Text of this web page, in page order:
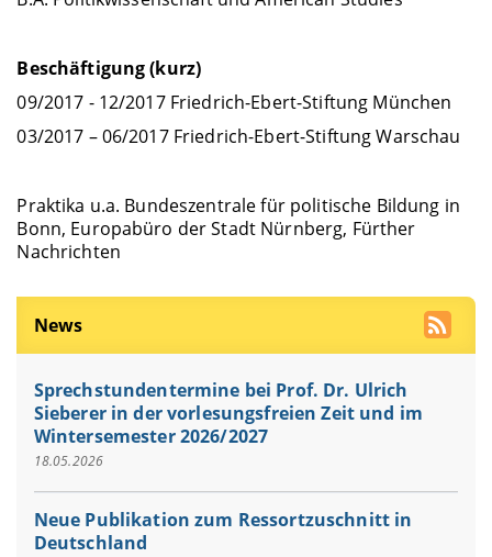
Beschäftigung (kurz)
09/2017 - 12/2017 Friedrich-Ebert-Stiftung München
03/2017 – 06/2017 Friedrich-Ebert-Stiftung Warschau
Praktika u.a. Bundeszentrale für politische Bildung in
Bonn, Europabüro der Stadt Nürnberg, Fürther
Nachrichten
News
Sprechstundentermine bei Prof. Dr. Ulrich
Sieberer in der vorlesungsfreien Zeit und im
Wintersemester 2026/2027
18.05.2026
Neue Publikation zum Ressortzuschnitt in
Deutschland